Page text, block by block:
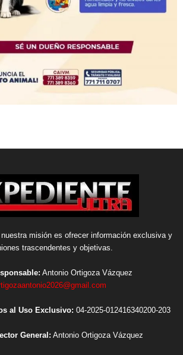
misión es ofrecer información exclusiva y
trascendentes y objetivas.
Antonio Ortigoza Vázquez
al Uso Exclusivo: 04-2025-012416340200-203
General: Antonio Ortigoza Vázquez